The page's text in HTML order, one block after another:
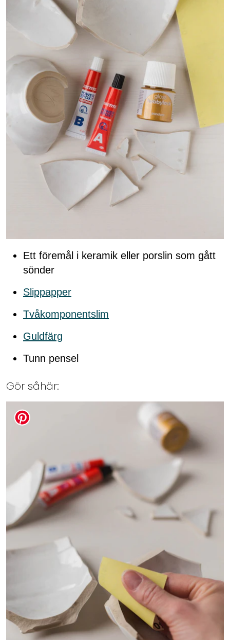
Ett föremål i keramik eller porslin som gått
sönder
Slippapper
Tvåkomponentslim
Guldfärg
Tunn pensel
Gör såhär: